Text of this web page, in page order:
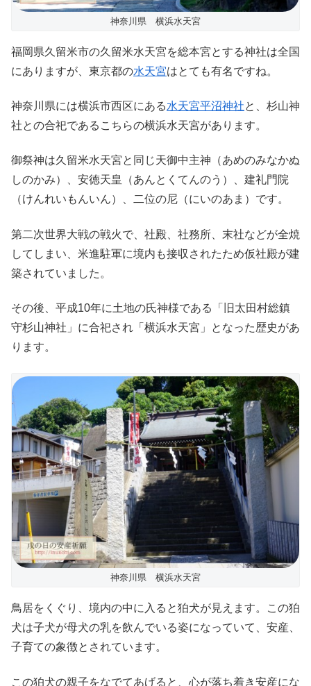
神奈川県 横浜水天宮
福岡県久留米市の久留米水天宮を総本宮とする神社は全国
にありますが、東京都の水天宮はとても有名ですね。
神奈川県には横浜市西区にある水天宮平沼神社と、杉山神
社との合祀であるこちらの横浜水天宮があります。
御祭神は久留米水天宮と同じ天御中主神（あめのみなかぬ
しのかみ）、安徳天皇（あんとくてんのう）、建礼門院
（けんれいもんいん）、二位の尼（にいのあま）です。
第二次世界大戦の戦火で、社殿、社務所、末社などが全焼
してしまい、米進駐軍に境内も接収されたため仮社殿が建
築されていました。
その後、平成10年に土地の氏神様である「旧太田村総鎮
守杉山神社」に合祀され「横浜水天宮」となった歴史があ
ります。
神奈川県 横浜水天宮
鳥居をくぐり、境内の中に入ると狛犬が見えます。この狛
犬は子犬が母犬の乳を飲んでいる姿になっていて、安産、
子育ての象徴とされています。
この狛犬の親子をなでてあげると、心が落ち着き安産にな